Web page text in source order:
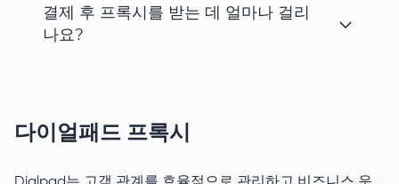
결제 후 프록시를 받는 데 얼마나 걸리
나요?
다이얼패드 프록시